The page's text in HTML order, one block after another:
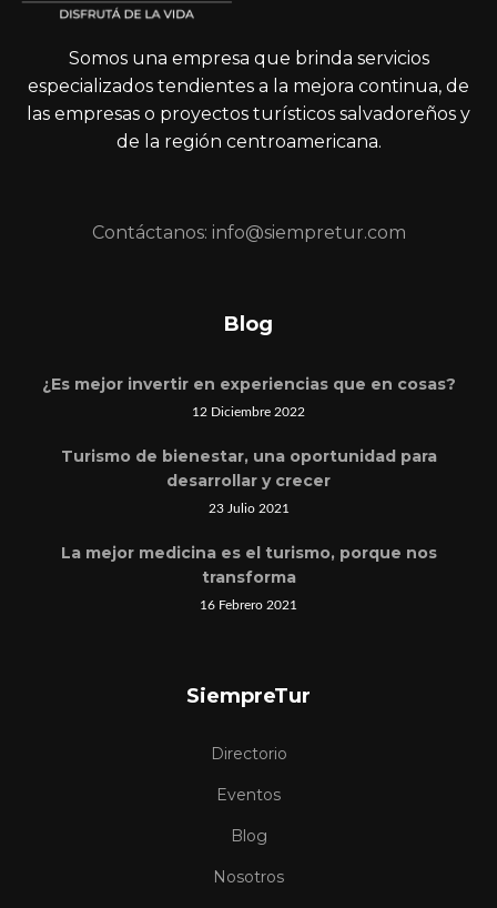
Somos una empresa que brinda servicios
especializados tendientes a la mejora continua, de
las empresas o proyectos turísticos salvadoreños y
de la región centroamericana.
Contáctanos: info@siempretur.com
Blog
¿Es mejor invertir en experiencias que en cosas?
12 Diciembre 2022
Turismo de bienestar, una oportunidad para
desarrollar y crecer
23 Julio 2021
La mejor medicina es el turismo, porque nos
transforma
16 Febrero 2021
SiempreTur
Directorio
Eventos
Blog
Nosotros